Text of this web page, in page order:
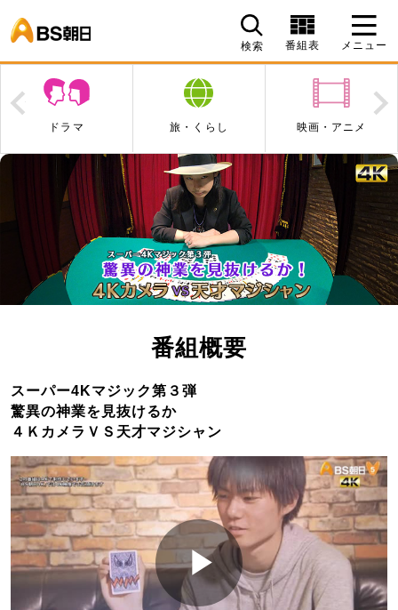
検索 番組表 メニュー
旅・くらし 映画・アニメ エンタメ・音楽
Prev
番組概要
スーパー4Kマジック第３弾
驚異の神業を見抜けるか
４ＫカメラＶＳ天才マジシャン